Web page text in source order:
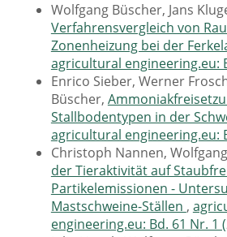
Wolfgang Büscher, Jans
Verfahrensvergleich von
Zonenheizung bei der
agricultural engineering.eu:
Enrico Sieber, Werner
Büscher,
Stallbodentypen in der
agricultural engineering.eu:
Christoph Nannen,
der Tieraktivität auf
Partikelemissionen -
Mastschweine-Ställen ,
engineering.eu: Bd. 61 Nr. 1